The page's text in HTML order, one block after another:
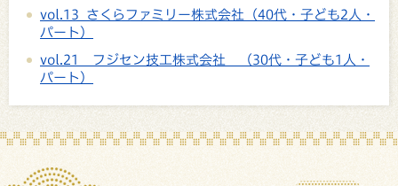
vol.13 さくらファミリー株式会社（40代・子ども2人・
パート）
vol.21 フジセン技工株式会社 （30代・子ども1人・
パート）